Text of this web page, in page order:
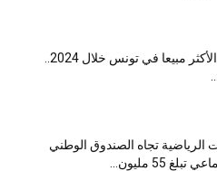
الرياضية تجاه الصندوق الوطني
55 مليون...